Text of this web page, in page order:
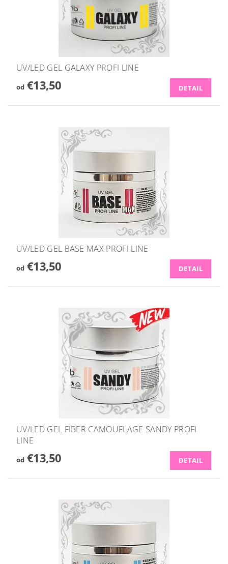
UV/LED GEL GALAXY PROFI LINE
od€13,50 DETAIL
UV/LED GEL BASE MAX PROFI LINE
od€13,50 DETAIL
UV/LED GEL FIBER CAMOUFLAGE SANDY PROFI
LINE
od€13,50 DETAIL